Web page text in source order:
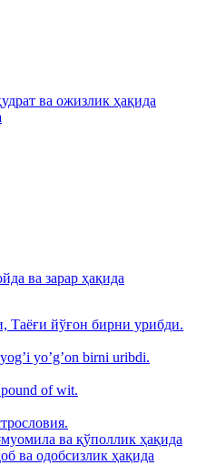
ва ожизлик ҳақида
ва зарар ҳақида
йўғон бирни урибди.
yoʼgʼon birni uribdi.
of wit.
ва қўполлик ҳақида
ва одобсизлик ҳақида